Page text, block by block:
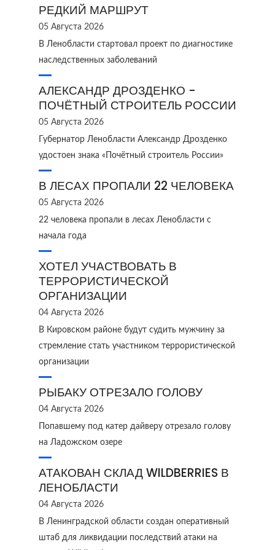
РЕДКИЙ МАРШРУТ
05 Августа 2026
В Ленобласти стартовал проект по диагностике
наследственных заболеваний
АЛЕКСАНДР ДРОЗДЕНКО -
ПОЧЁТНЫЙ СТРОИТЕЛЬ РОССИИ
05 Августа 2026
Губернатор Ленобласти Александр Дрозденко
удостоен знака «Почётный строитель России»
В ЛЕСАХ ПРОПАЛИ 22 ЧЕЛОВЕКА
05 Августа 2026
22 человека пропали в лесах Ленобласти с
начала года
ХОТЕЛ УЧАСТВОВАТЬ В
ТЕРРОРИСТИЧЕСКОЙ
ОРГАНИЗАЦИИ
04 Августа 2026
В Кировском районе будут судить мужчину за
стремление стать участником террористической
организации
РЫБАКУ ОТРЕЗАЛО ГОЛОВУ
04 Августа 2026
Попавшему под катер дайверу отрезало голову
на Ладожском озере
АТАКОВАН СКЛАД WILDBERRIES В
ЛЕНОБЛАСТИ
04 Августа 2026
В Ленинградской области создан оперативный
штаб для ликвидации последствий атаки на